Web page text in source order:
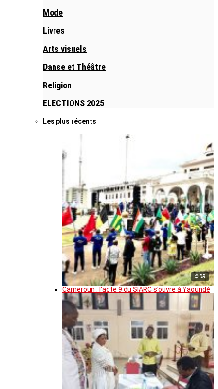
Mode
Livres
Arts visuels
Danse et Théâtre
Religion
ELECTIONS 2025
Les plus récents
© DR
Cameroun : l’acte 9 du SIARC s’ouvre à Yaoundé